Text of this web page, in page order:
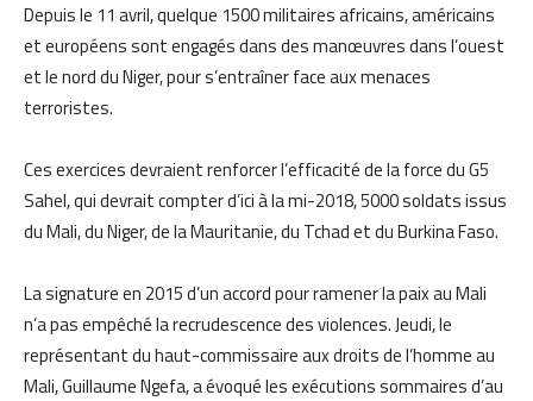
Depuis le 11 avril, quelque 1500 militaires africains, américains
et européens sont engagés dans des manœuvres dans l’ouest
et le nord du Niger, pour s’entraîner face aux menaces
terroristes.
Ces exercices devraient renforcer l’efficacité de la force du G5
Sahel, qui devrait compter d’ici à la mi-2018, 5000 soldats issus
du Mali, du Niger, de la Mauritanie, du Tchad et du Burkina Faso.
La signature en 2015 d’un accord pour ramener la paix au Mali
n’a pas empêché la recrudescence des violences. Jeudi, le
représentant du haut-commissaire aux droits de l’homme au
Mali, Guillaume Ngefa, a évoqué les exécutions sommaires d’au